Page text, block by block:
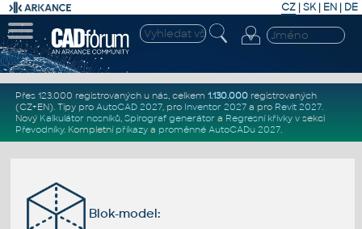
CZ | SK| EN | DE
Přes 123.000 registrovaných u nás, celkem 1.130.000registrovaných
(CZ+EN). Tipy pro AutoCAD 2027, pro Inventor 2027a pro Revit 2027.
Nový Kalkulátor nosníků, Spirograf generátor a Regresní křivkyv sekci
Převodníky. Kompletní příkazya proměnné AutoCADu 2027.
Blok-model: